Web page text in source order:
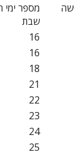
מספר ימי
שבת
16
16
18
21
22
23
24
25